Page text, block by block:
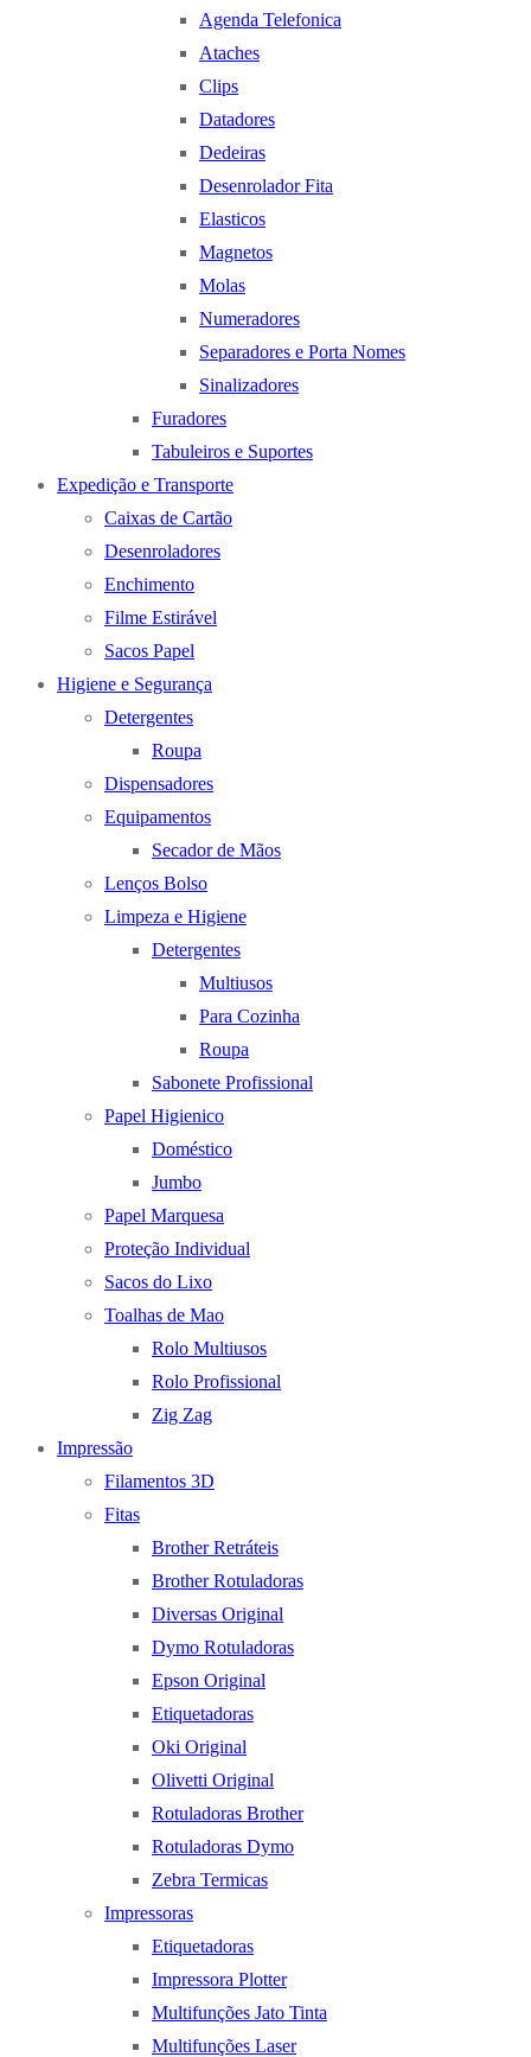
Agenda Telefonica
Ataches
Clips
Datadores
Dedeiras
Desenrolador Fita
Elasticos
Magnetos
Molas
Numeradores
Separadores e Porta Nomes
Sinalizadores
Furadores
Tabuleiros e Suportes
Expedição e Transporte
Caixas de Cartão
Desenroladores
Enchimento
Filme Estirável
Sacos Papel
Higiene e Segurança
Detergentes
Roupa
Dispensadores
Equipamentos
Secador de Mãos
Lenços Bolso
Limpeza e Higiene
Detergentes
Multiusos
Para Cozinha
Roupa
Sabonete Profissional
Papel Higienico
Doméstico
Jumbo
Papel Marquesa
Proteção Individual
Sacos do Lixo
Toalhas de Mao
Rolo Multiusos
Rolo Profissional
Zig Zag
Impressão
Filamentos 3D
Fitas
Brother Retráteis
Brother Rotuladoras
Diversas Original
Dymo Rotuladoras
Epson Original
Etiquetadoras
Oki Original
Olivetti Original
Rotuladoras Brother
Rotuladoras Dymo
Zebra Termicas
Impressoras
Etiquetadoras
Impressora Plotter
Multifunções Jato Tinta
Multifunções Laser